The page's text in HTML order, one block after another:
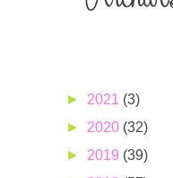
► 2021 (3)
► 2020 (32)
► 2019 (39)